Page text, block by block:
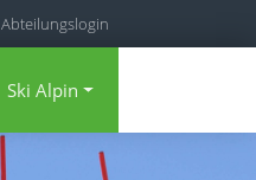
Abteilungslogin
Ski Alpin